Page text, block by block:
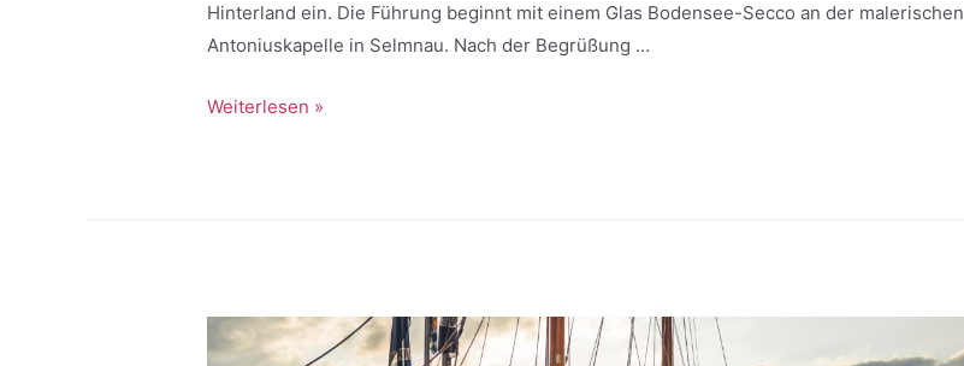
Hinterland ein. Die Führung beginnt mit einem Glas Bodensee-Secco an der malerischen
Antoniuskapelle in Selmnau. Nach der Begrüßung …
Weiterlesen »